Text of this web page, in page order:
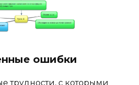
ошибки
трудности, с которыми